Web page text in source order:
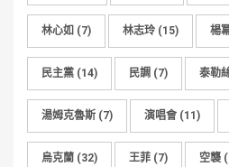
林心如 (7) 林志玲 (15) 楊
民主黨 (14) 民調 (7) 泰勒
湯姆克魯斯 (7) 演唱會 (11)
烏克蘭 (32) 王菲 (7) 空襲